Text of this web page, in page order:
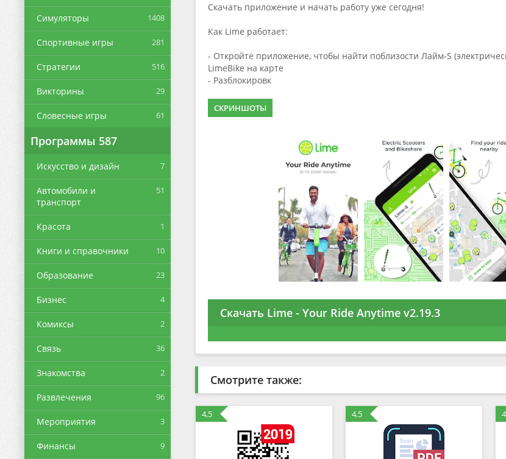
Симуляторы 1408
Спортивные игры 281
Стратегии 516
Викторины 29
Словесные игры 61
Программы 587
Искусство и дизайн 7
Автомобили и
транспорт
51
Красота 1
Книги и справочники 10
Образование 23
Бизнес 4
Комиксы 2
Связь 36
Знакомства 2
Развлечения 96
Мероприятия 3
Финансы 9
Скачать приложение и начать работу уже сегодня!
Как Lime работает:
- Откройте приложение, чтобы найти поблизости Лайм-S
LimeBike на карте
- Разблокировк
СКРИНШОТЫ
Скачать Lime - Your Ride Anytime v2.19.3
Смотрите также:
4,5 4,5